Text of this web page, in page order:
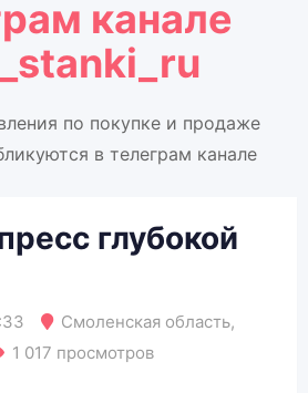
канале
по покупке и продаже
в телеграм канале
глубокой
Смоленская область,
1 017 просмотров